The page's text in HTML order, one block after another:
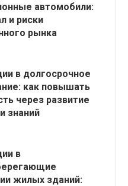
автомобили:
и риски
рынка
в долгосрочное
как повышать
через развитие
знаний
в
жилых зданий: